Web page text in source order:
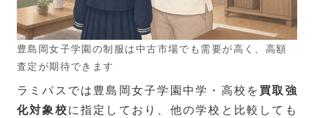
豊島岡女子学園の制服は中古市場でも需要が高く、高額
査定が期待できます
ラミパスでは豊島岡女子学園中学・高校を買取強
化対象校に指定しており、他の学校と比較しても